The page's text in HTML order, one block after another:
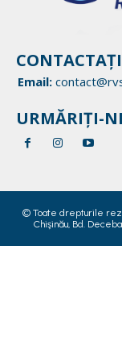
Email:
URMĂRIȚI-
© Toate drepturile
Chişinău, Bd.